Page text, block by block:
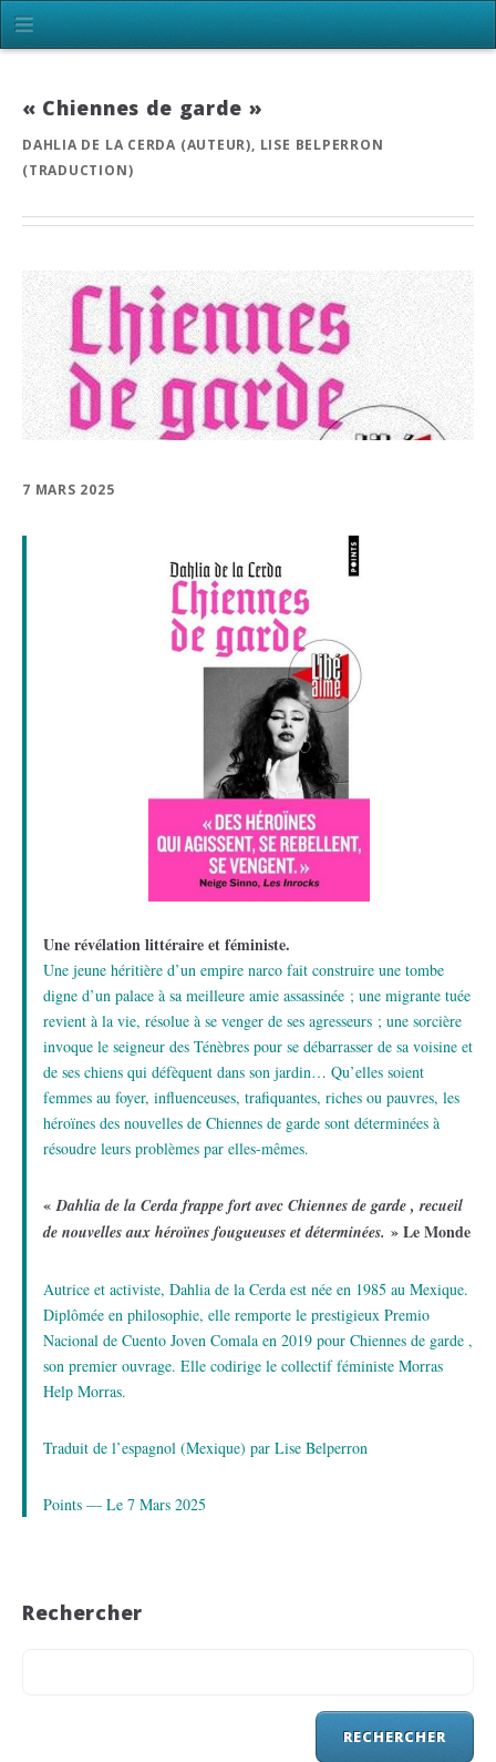
« Chiennes de garde »
DAHLIA DE LA CERDA (AUTEUR), LISE BELPERRON
(TRADUCTION)
7 MARS 2025
Une révélation littéraire et féministe.
Une jeune héritière d’un empire narco fait construire une tombe
digne d’un palace à sa meilleure amie assassinée ; une migrante tuée
revient à la vie, résolue à se venger de ses agresseurs ; une sorcière
invoque le seigneur des Ténèbres pour se débarrasser de sa voisine et
de ses chiens qui défèquent dans son jardin… Qu’elles soient
femmes au foyer, influenceuses, trafiquantes, riches ou pauvres, les
héroïnes des nouvelles de Chiennes de garde sont déterminées à
résoudre leurs problèmes par elles-mêmes.
«Dahlia de la Cerda frappe fort avec Chiennes de garde , recueil
de nouvelles aux héroïnes fougueuses et déterminées. » Le Monde
Autrice et activiste, Dahlia de la Cerda est née en 1985 au Mexique.
Diplômée en philosophie, elle remporte le prestigieux Premio
Nacional de Cuento Joven Comala en 2019 pour Chiennes de garde ,
son premier ouvrage. Elle codirige le collectif féministe Morras
Help Morras.
Traduit de l’espagnol (Mexique) par Lise Belperron
Points — Le 7 Mars 2025
Rechercher